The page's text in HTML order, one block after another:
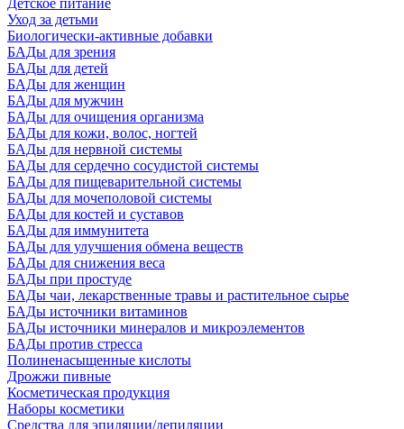
Детское питание
Уход за детьми
Биологически-активные добавки
БАДы для зрения
БАДы для детей
БАДы для женщин
БАДы для мужчин
БАДы для очищения организма
БАДы для кожи, волос, ногтей
БАДы для нервной системы
БАДы для сердечно сосудистой системы
БАДы для пищеварительной системы
БАДы для мочеполовой системы
БАДы для костей и суставов
БАДы для иммунитета
БАДы для улучшения обмена веществ
БАДы для снижения веса
БАДы при простуде
БАДы чаи, лекарственные травы и растительное сырье
БАДы источники витаминов
БАДы источники минералов и микроэлементов
БАДы против стресса
Полиненасыщенные кислоты
Дрожжи пивные
Косметическая продукция
Наборы косметики
Средства для эпиляции/депиляции